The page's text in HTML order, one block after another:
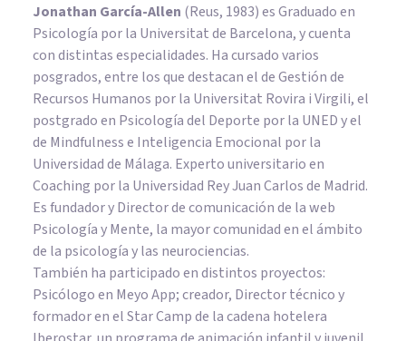
Jonathan García-Allen (Reus, 1983) es Graduado en
Psicología por la Universitat de Barcelona, y cuenta
con distintas especialidades. Ha cursado varios
posgrados, entre los que destacan el de Gestión de
Recursos Humanos por la Universitat Rovira i Virgili, el
postgrado en Psicología del Deporte por la UNED y el
de Mindfulness e Inteligencia Emocional por la
Universidad de Málaga. Experto universitario en
Coaching por la Universidad Rey Juan Carlos de Madrid.
Es fundador y Director de comunicación de la web
Psicología y Mente, la mayor comunidad en el ámbito
de la psicología y las neurociencias.
También ha participado en distintos proyectos:
Psicólogo en Meyo App; creador, Director técnico y
formador en el Star Camp de la cadena hotelera